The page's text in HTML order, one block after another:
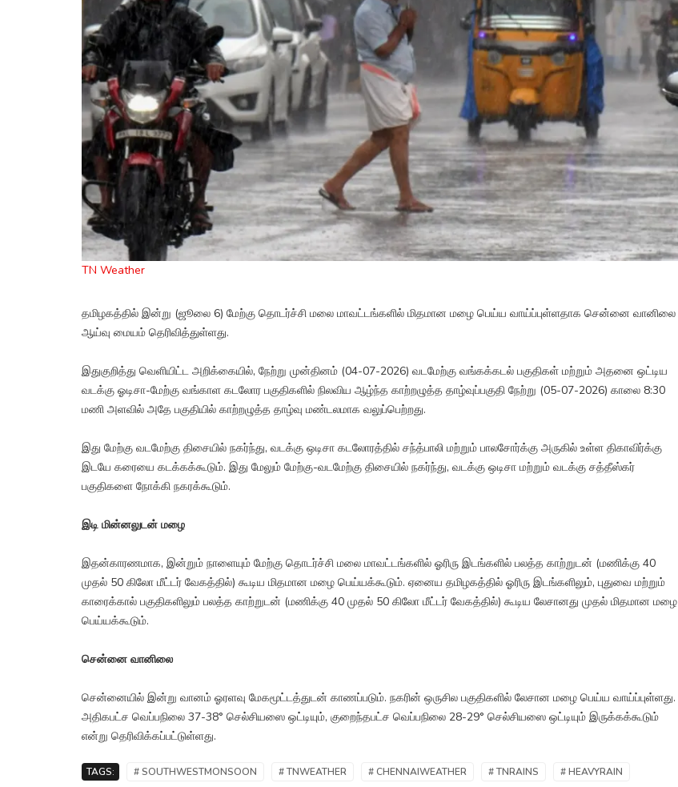
TN Weather
தமிழகத்தில் இன்று (ஜூலை 6) மேற்கு தொடர்ச்சி மலை மாவட்டங்களில் மிதமான மழை பெய்ய வாய்ப்புள்ளதாக சென்னை வானிலை
ஆய்வு மையம் தெரிவித்துள்ளது.
இதுகுறித்து வெளியிட்ட அறிக்கையில், நேற்று முன்தினம் (04-07-2026) வடமேற்கு வங்கக்கடல் பகுதிகள் மற்றும் அதனை ஒட்டிய
வடக்கு ஓடிசா-மேற்கு வங்காள கடலோர பகுதிகளில் நிலவிய ஆழ்ந்த காற்றழுத்த தாழ்வுப்பகுதி நேற்று (05-07-2026) காலை 8:30
மணி அளவில் அதே பகுதியில் காற்றழுத்த தாழ்வு மண்டலமாக வலுப்பெற்றது.
இது மேற்கு வடமேற்கு திசையில் நகர்ந்து, வடக்கு ஒடிசா கடலோரத்தில் சந்த்பாலி மற்றும் பாலசோர்க்கு அருகில் உள்ள திகாவிர்க்கு
இடயே கரையை கடக்கக்கூடும். இது மேலும் மேற்கு-வடமேற்கு திசையில் நகர்ந்து, வடக்கு ஒடிசா மற்றும் வடக்கு சத்தீஸ்கர்
பகுதிகளை நோக்கி நகரக்கூடும்.
இடி மின்னலுடன் மழை
இதன்காரணமாக, இன்றும் நாளையும் மேற்கு தொடர்ச்சி மலை மாவட்டங்களில் ஓரிரு இடங்களில் பலத்த காற்றுடன் (மணிக்கு 40
முதல் 50 கிலோ மீட்டர் வேகத்தில்) கூடிய மிதமான மழை பெய்யக்கூடும். ஏனைய தமிழகத்தில் ஓரிரு இடங்களிலும், புதுவை மற்றும்
காரைக்கால் பகுதிகளிலும் பலத்த காற்றுடன் (மணிக்கு 40 முதல் 50 கிலோ மீட்டர் வேகத்தில்) கூடிய லேசானது முதல் மிதமான மழை
பெய்யக்கூடும்.
சென்னை வானிலை
சென்னையில் இன்று வானம் ஓரளவு மேகமூட்டத்துடன் காணப்படும். நகரின் ஒருசில பகுதிகளில் லேசான மழை பெய்ய வாய்ப்புள்ளது.
அதிகபட்ச வெப்பநிலை 37-38° செல்சியஸை ஒட்டியும், குறைந்தபட்ச வெப்பநிலை 28-29° செல்சியஸை ஒட்டியும் இருக்கக்கூடும்
என்று தெரிவிக்கப்பட்டுள்ளது.
TAGS: # SOUTHWESTMONSOON # TNWEATHER # CHENNAIWEATHER # TNRAINS # HEAVYRAIN